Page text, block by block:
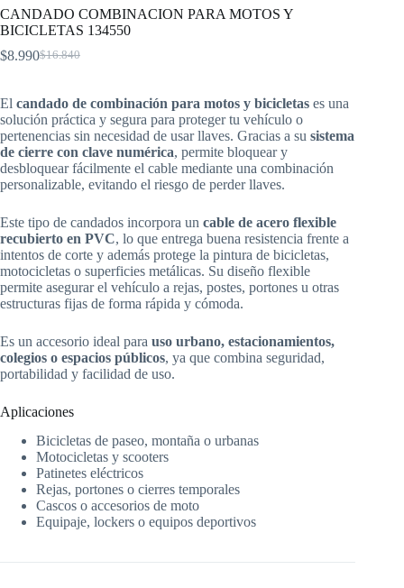
CANDADO COMBINACION PARA MOTOS Y
BICICLETAS 134550
$16.840
El
era:
$16.840.
$8.990El
es:
$8.990.
El candado de combinación para motos y bicicletas es una
solución práctica y segura para proteger tu vehículo o
pertenencias sin necesidad de usar llaves. Gracias a su sistema
de cierre con clave numérica, permite bloquear y
desbloquear fácilmente el cable mediante una combinación
personalizable, evitando el riesgo de perder llaves.
Este tipo de candados incorpora un cable de acero flexible
recubierto en PVC, lo que entrega buena resistencia frente a
intentos de corte y además protege la pintura de bicicletas,
motocicletas o superficies metálicas. Su diseño flexible
permite asegurar el vehículo a rejas, postes, portones u otras
estructuras fijas de forma rápida y cómoda.
Es un accesorio ideal para uso urbano, estacionamientos,
colegios o espacios públicos, ya que combina seguridad,
portabilidad y facilidad de uso.
Aplicaciones
Bicicletas de paseo, montaña o urbanas
Motocicletas y scooters
Patinetes eléctricos
Rejas, portones o cierres temporales
Cascos o accesorios de moto
Equipaje, lockers o equipos deportivos